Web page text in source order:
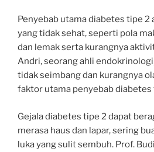
Penyebab utama diabetes tipe 2
yang tidak sehat, seperti pola
dan lemak serta kurangnya
Andri, seorang ahli
tidak seimbang dan kurangnya
faktor utama penyebab diabetes
Gejala diabetes tipe 2 dapat
merasa haus dan lapar, sering
luka yang sulit sembuh. Prof.